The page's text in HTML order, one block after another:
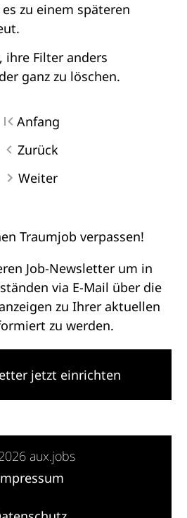
zu einem späteren
ihre Filter anders
ganz zu löschen.
Anfang
Zurück
Weiter
Traumjob verpassen!
Job-Newsletter um in
via E-Mail über die
zu Ihrer aktuellen
zu werden.
jetzt einrichten
aux.jobs